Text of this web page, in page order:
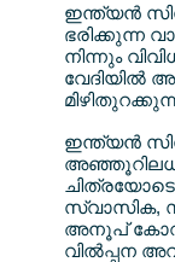
ഇന്ത്യന്‍
ഭരിക്കുന്ന
നിന്നും
വേദിയില്‍
ഇന്ത്യന്‍
സ്വാസിക,
അനൂപ്
വില്‍പ്പന